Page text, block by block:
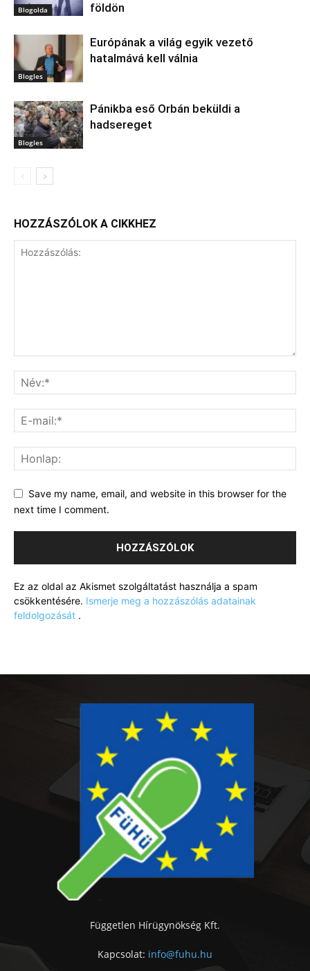
Blogolda
földön
Blogles
Európának a világ egyik vezető
hatalmává kell válnia
Blogles
Pánikba eső Orbán beküldi a
hadsereget
HOZZÁSZÓLOK A CIKKHEZ
Save my name, email, and website in this browser for the
next time I comment.
Ez az oldal az Akismet szolgáltatást használja a spam
csökkentésére. Ismerje meg a hozzászólás adatainak
feldolgozását .
Független Hírügynökség Kft.
Kapcsolat: info@fuhu.hu